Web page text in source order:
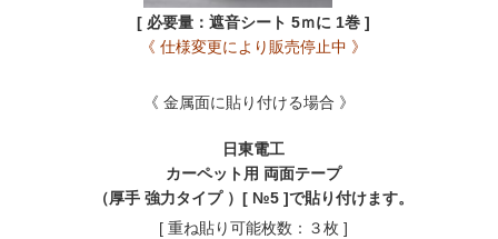
[ 必要量：遮音シート 5ｍに 1巻 ]
《 仕様変更により販売停止中 》
《 金属面に貼り付ける場合 》
日東電工
カーペット用 両面テープ
（厚手 強力タイプ ）[ №5 ]で貼り付けます。
[ 重ね貼り可能枚数：３枚 ]